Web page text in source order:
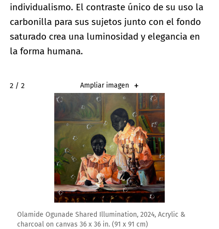
individualismo. El contraste único de su uso la
carbonilla para sus sujetos junto con el fondo
saturado crea una luminosidad y elegancia en
la forma humana.
2 / 2 Ampliar imagen
Olamide Ogunade Shared Illumination, 2024, Acrylic &
charcoal on canvas 36 x 36 in. (91 x 91 cm)